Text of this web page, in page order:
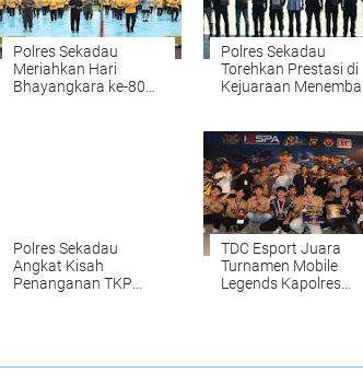
Polres Sekadau
Meriahkan Hari
Bhayangkara ke-80
Polres Sekadau
Torehkan Prestasi di
Kejuaraan Menembak
Polres Sekadau
Angkat Kisah
Penanganan TKP
TDC Esport Juara
Turnamen Mobile
Legends Kapolres